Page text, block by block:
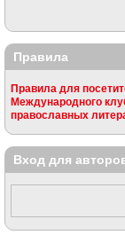
Правила
Правила для
Международного
православных
Вход для